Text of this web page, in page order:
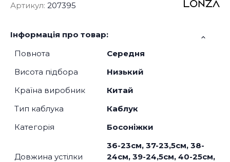
Артикул: 207395
Інформація про товар:
Повнота
Середня
Висота підбора
Низький
Країна виробник
Китай
Тип каблука
Каблук
Категорія
Босоніжки
Довжина устілки
36-23см, 37-23,5см, 38-
24см, 39-24,5см, 40-25см,